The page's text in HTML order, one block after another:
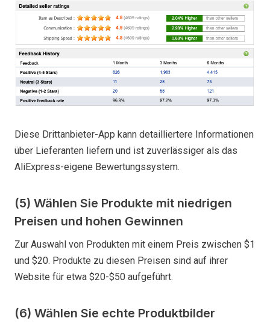
Diese Drittanbieter-App kann detailliertere Informationen
über Lieferanten liefern und ist zuverlässiger als das
AliExpress-eigene Bewertungssystem.
(5) Wählen Sie Produkte mit niedrigen
Preisen und hohen Gewinnen
Zur Auswahl von Produkten mit einem Preis zwischen $1
und $20. Produkte zu diesen Preisen sind auf ihrer
Website für etwa $20-$50 aufgeführt.
(6) Wählen Sie echte Produktbilder